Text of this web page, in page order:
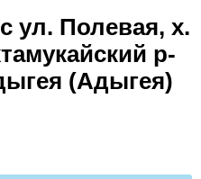
ул. Полевая, х.
р-
(Адыгея)